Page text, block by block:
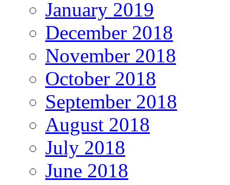
January 2019
December 2018
November 2018
October 2018
September 2018
August 2018
July 2018
June 2018